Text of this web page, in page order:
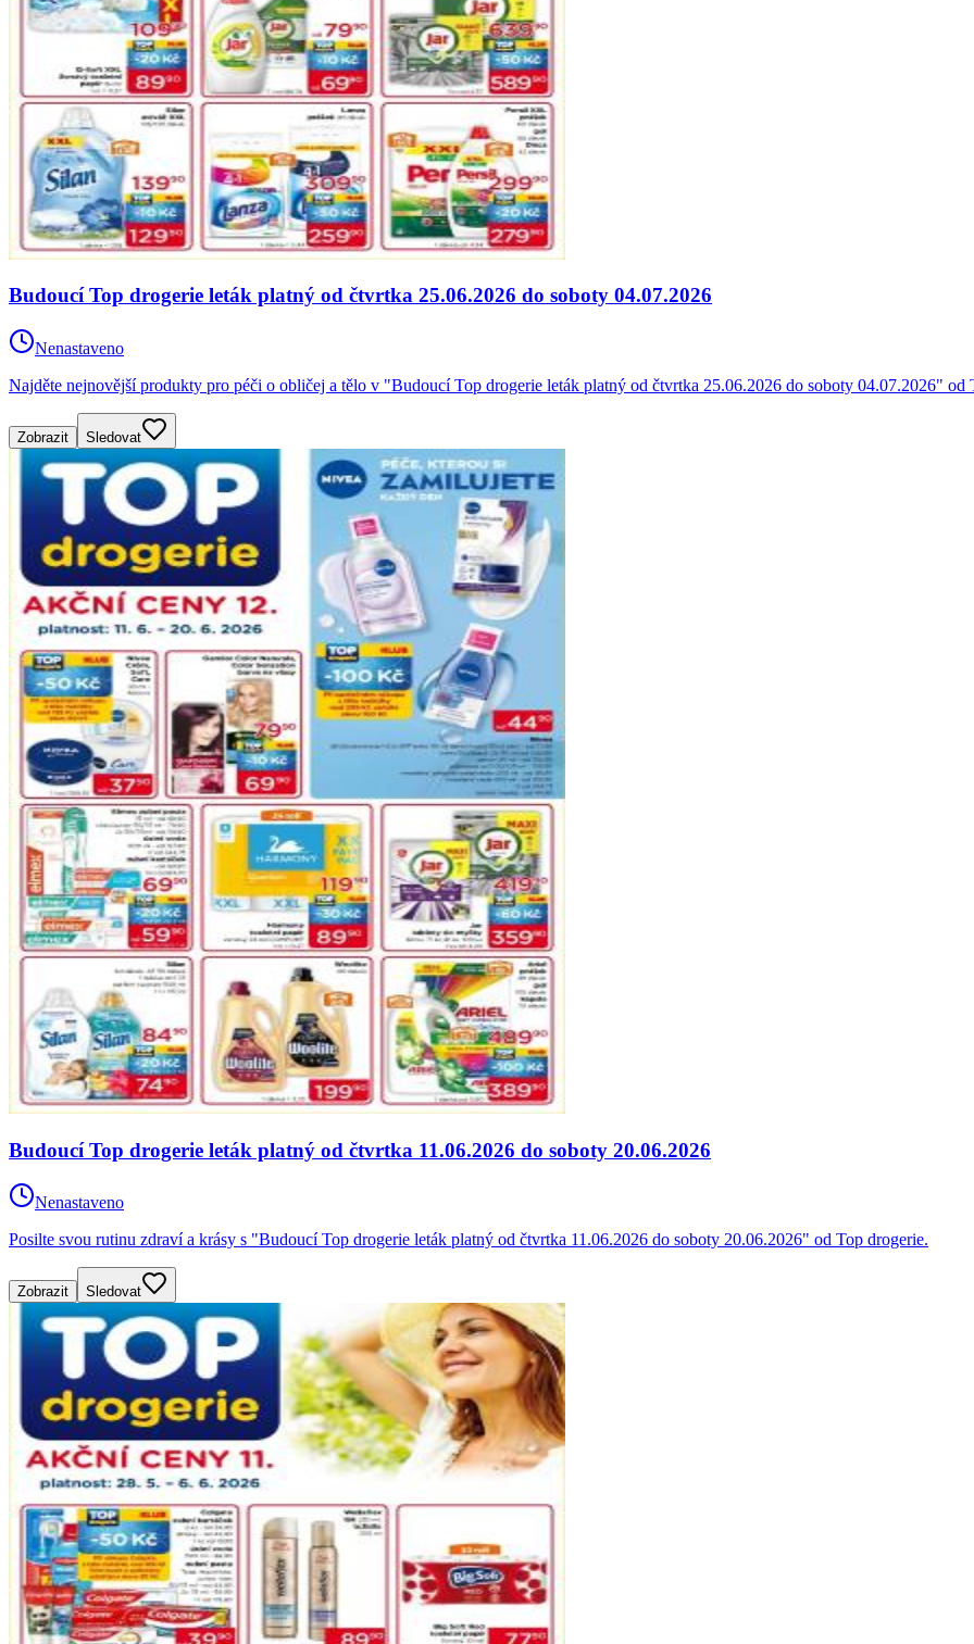
Budoucí Top drogerie leták platný od čtvrtka 25.06.2026 do soboty 04.07.2026
Nenastaveno
Najděte nejnovější produkty pro péči o obličej a tělo v "Budoucí Top drogerie leták platný od čtvrtka 25.06.2026 do soboty 04.07.2026" od
Zobrazit Sledovat
Budoucí Top drogerie leták platný od čtvrtka 11.06.2026 do soboty 20.06.2026
Nenastaveno
Posilte svou rutinu zdraví a krásy s "Budoucí Top drogerie leták platný od čtvrtka 11.06.2026 do soboty 20.06.2026" od Top drogerie.
Zobrazit Sledovat